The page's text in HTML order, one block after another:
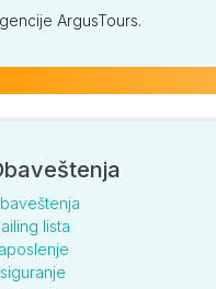
ArgusTours.
lista